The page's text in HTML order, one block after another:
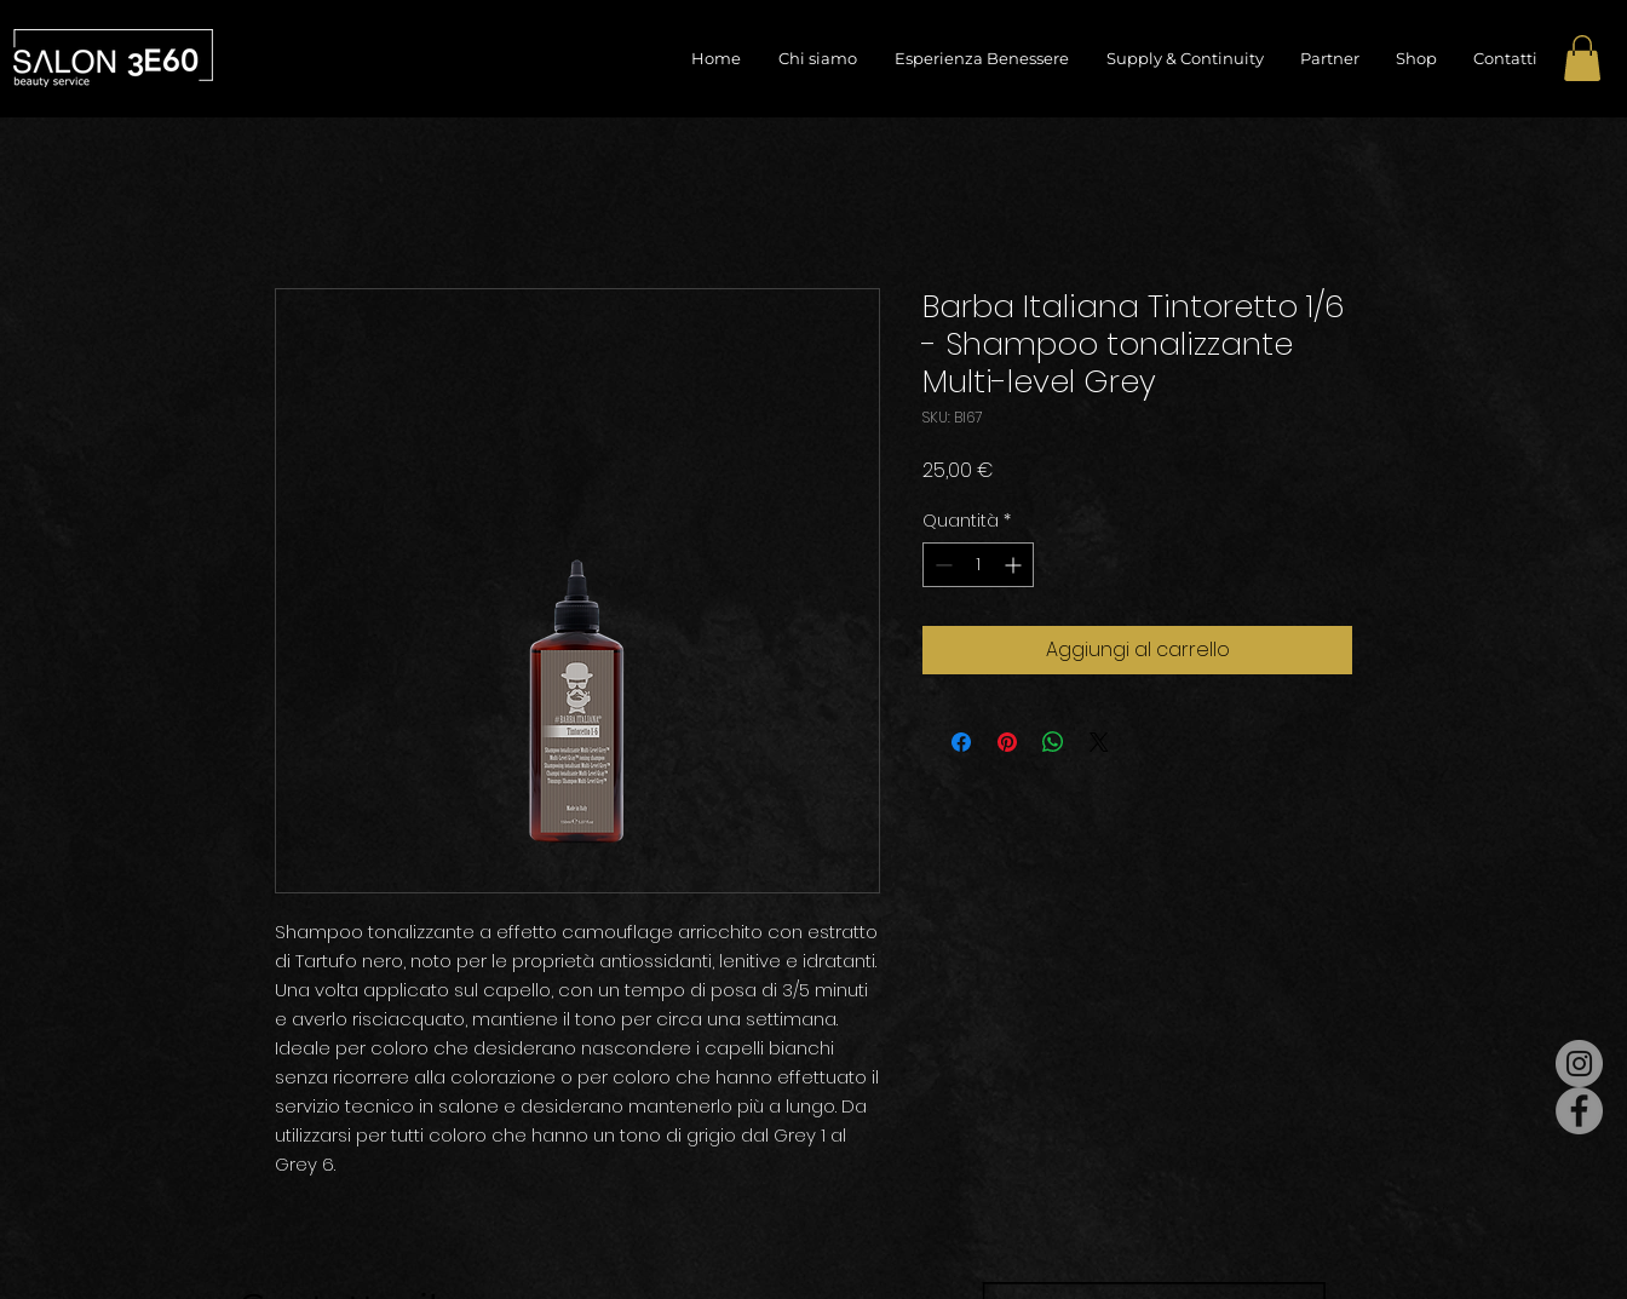
Home Chi siamo Esperienza Benessere Supply & Continuity Partner Shop Contatti
Shampoo tonalizzante a effetto camouflage arricchito con estratto
di Tartufo nero, noto per le proprietà antiossidanti, lenitive e idratanti.
Una volta applicato sul capello, con un tempo di posa di 3/5 minuti
e averlo risciacquato, mantiene il tono per circa una settimana.
Ideale per coloro che desiderano nascondere i capelli bianchi
senza ricorrere alla colorazione o per coloro che hanno effettuato il
servizio tecnico in salone e desiderano mantenerlo più a lungo. Da
utilizzarsi per tutti coloro che hanno un tono di grigio dal Grey 1 al
Grey 6.
Barba Italiana Tintoretto 1/6
- Shampoo tonalizzante
Multi-level Grey
SKU: BI67
25,00 €
Quantità *
Aggiungi al carrello